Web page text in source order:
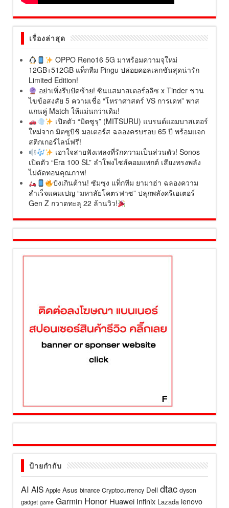
เรื่องล่าสุด
OPPO Reno16 5G มาพร้อมความจุใหม่
12GB+512GB แท็กทีม Pingu ปล่อยคอลเลกชันสุดน่ารัก
Limited Edition!
อย่าเพิ่งรีบปัดซ้าย! ซินแสมาสเตอร์อลิซ x Tinder ชวน
ไขข้อสงสัย 5 ความเชื่อ “โหราศาสตร์ VS การเดท” พาส
แกนคู่ Match ให้แม่นกว่าเดิม!
เปิดตัว “มิตซูรุ” (MITSURU) แบรนด์แอมบาสเดอร์
ใหม่จาก มิตซูบิชิ มอเตอร์ส ฉลองครบรอบ 65 ปี พร้อมแจก
สติกเกอร์ไลน์ฟรี!
เอาใจสายฟังเพลงที่รักความเป็นส่วนตัว! Sonos
เปิดตัว “Era 100 SL” ลำโพงไซส์คอมแพกต์ เสียงทรงพลัง
ไม่ตัดทอนคุณภาพ!
ปังเกินต้าน! ซัมซุง แท็กทีม ยามาฮ่า ฉลองความ
สำเร็จแคมเปญ “มหาลัยโคตรฟาซ” ปลุกพลังครีเอเตอร์
Gen Z กวาดทะลุ 22 ล้านวิว!
ป้ายกำกับ
AI AIS Apple Asus binance Cryptocurrency Dell dtac dyson
gadget game Garmin Honor Huawei Infinix Lazada lenovo